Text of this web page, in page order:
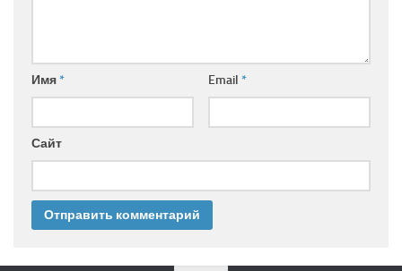
Имя* Email *
Сайт